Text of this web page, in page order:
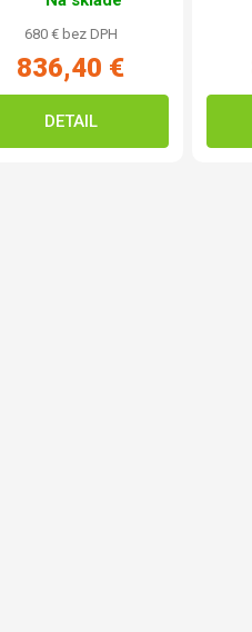
680 € bez DPH
836,40 €
DETAIL